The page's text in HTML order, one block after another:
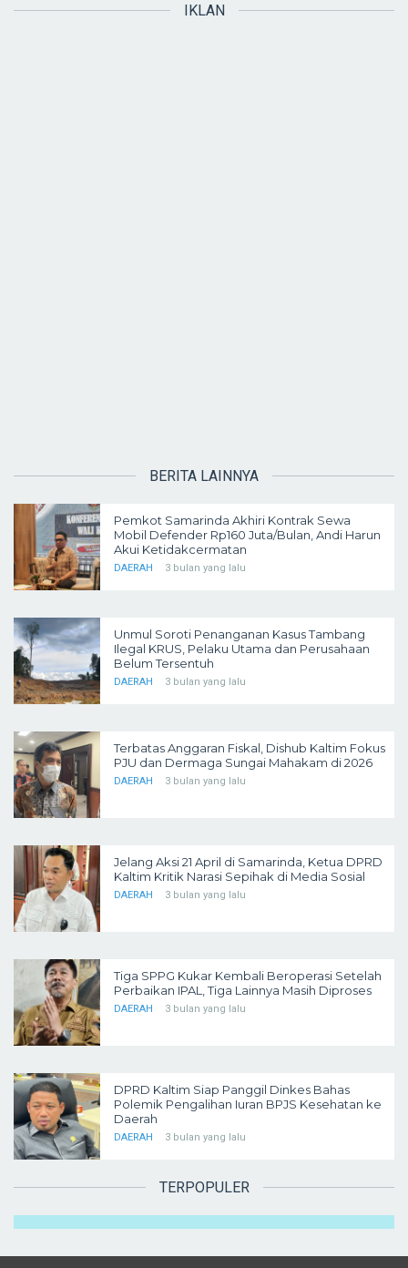
IKLAN
BERITA LAINNYA
Pemkot Samarinda Akhiri Kontrak Sewa
Mobil Defender Rp160 Juta/Bulan, Andi Harun
Akui Ketidakcermatan
DAERAH 3 bulan yang lalu
Unmul Soroti Penanganan Kasus Tambang
Ilegal KRUS, Pelaku Utama dan Perusahaan
Belum Tersentuh
DAERAH 3 bulan yang lalu
Terbatas Anggaran Fiskal, Dishub Kaltim Fokus
PJU dan Dermaga Sungai Mahakam di 2026
DAERAH 3 bulan yang lalu
Jelang Aksi 21 April di Samarinda, Ketua DPRD
Kaltim Kritik Narasi Sepihak di Media Sosial
DAERAH 3 bulan yang lalu
Tiga SPPG Kukar Kembali Beroperasi Setelah
Perbaikan IPAL, Tiga Lainnya Masih Diproses
DAERAH 3 bulan yang lalu
DPRD Kaltim Siap Panggil Dinkes Bahas
Polemik Pengalihan Iuran BPJS Kesehatan ke
Daerah
DAERAH 3 bulan yang lalu
TERPOPULER